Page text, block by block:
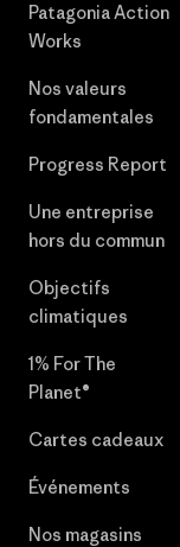
Patagonia Action
Works
Nos valeurs
fondamentales
Progress Report
Une entreprise
hors du commun
Objectifs
climatiques
1% For The
Planet®
Cartes cadeaux
Événements
Nos magasins